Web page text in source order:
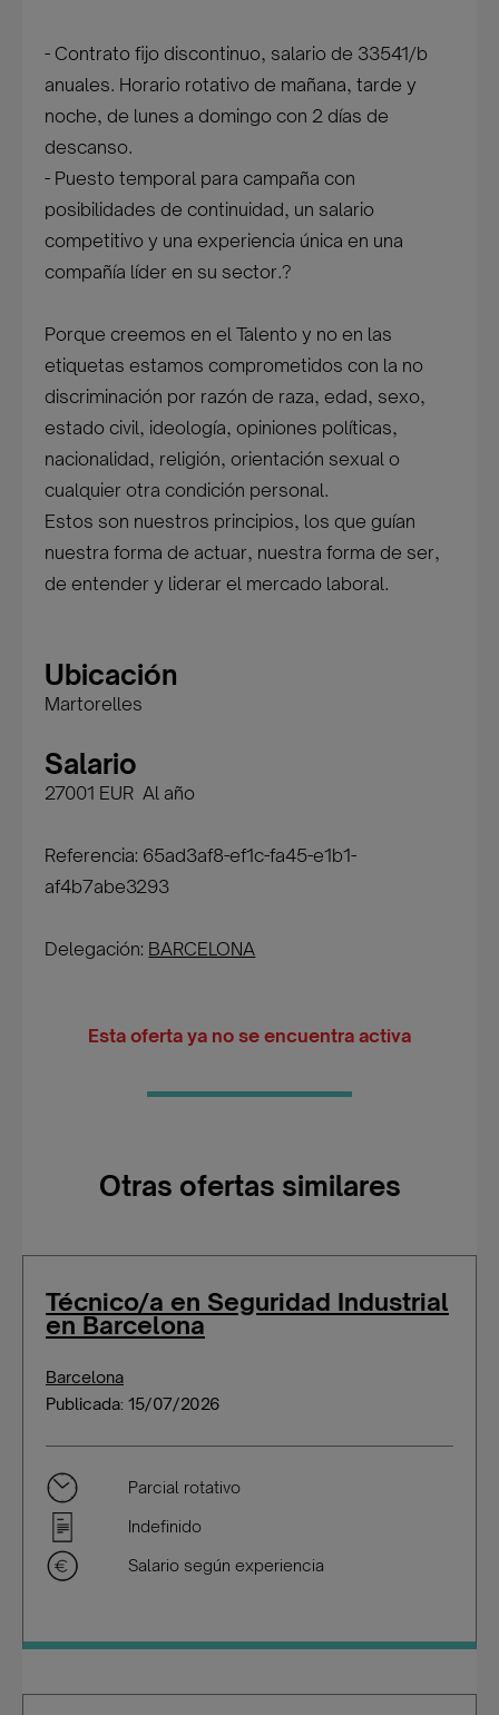
- Contrato fijo discontinuo, salario de 33541/b
anuales. Horario rotativo de mañana, tarde y
noche, de lunes a domingo con 2 días de
descanso.
- Puesto temporal para campaña con
posibilidades de continuidad, un salario
competitivo y una experiencia única en una
compañía líder en su sector.?
Porque creemos en el Talento y no en las
etiquetas estamos comprometidos con la no
discriminación por razón de raza, edad, sexo,
estado civil, ideología, opiniones políticas,
nacionalidad, religión, orientación sexual o
cualquier otra condición personal.
Estos son nuestros principios, los que guían
nuestra forma de actuar, nuestra forma de ser,
de entender y liderar el mercado laboral.
Ubicación
Martorelles
Salario
27001 EUR Al año
Referencia: 65ad3af8-ef1c-fa45-e1b1-
af4b7abe3293
Delegación: BARCELONA
Esta oferta ya no se encuentra activa
Otras ofertas similares
Técnico/a en Seguridad Industrial
en Barcelona
Barcelona
Publicada: 15/07/2026
Parcial rotativo
Indefinido
Salario según experiencia